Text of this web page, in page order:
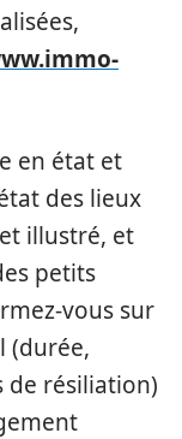
en état et
des lieux
illustré, et
petits
vous sur
(durée,
de résiliation)